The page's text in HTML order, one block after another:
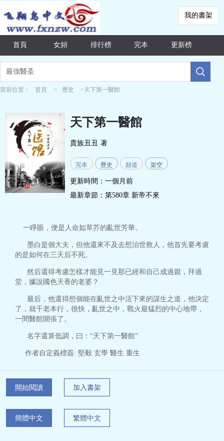
我的書架
首頁 女頻 排行榜 完本 更新榜
當前位置： 首頁 > 歷史 >天下第一醫館
天下第一醫館
貴族丑丑 著
完本 歷史 頻道 架空
更新時間：一個月前
最新章節： 第580章 新帝不來
一睜眼，便是人命如草芥的亂世芳華。
墨白是個大夫，但他還來不及去想治世救人，他首先要考慮
的是如何在三天后不死。
然后還得考慮怎樣才能見一見那已經和自己成過親，拜過
堂，據說國色天香的老婆？
最后，他還得想個能在亂世之中活下來的謀生之道，他決定
了，就干老本行，很快，亂世之中，戰火最猛烈的中心地帶，
一間醫館開張了。
名字還算低調，曰：“天下第一醫館”
作者自定義標簽: 堅毅 玄學 醫生 重生
開始閱讀 加入書架
簡體中文 繁體中文